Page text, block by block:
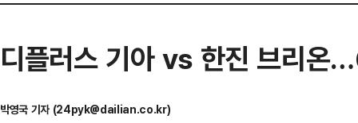
디플러스 기아 vs 한진 브리온
박영국 기자 (24pyk@dailian.co.kr)